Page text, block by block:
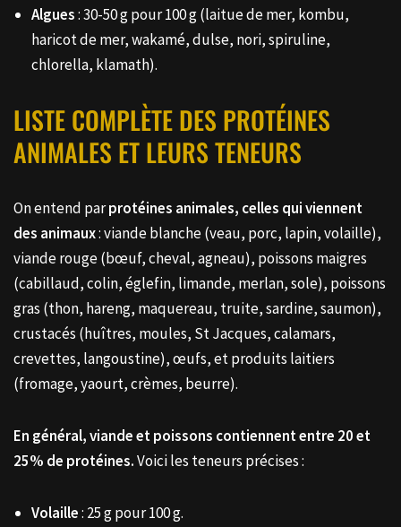
Algues: 30-50 g pour 100 g (laitue de mer, kombu,
haricot de mer, wakamé, dulse, nori, spiruline,
chlorella, klamath).
LISTE COMPLÈTE DES PROTÉINES
ANIMALES ET LEURS TENEURS
On entend parprotéines animales, celles qui viennent
des animaux: viande blanche (veau, porc, lapin, volaille),
viande rouge (bœuf, cheval, agneau), poissons maigres
(cabillaud, colin, églefin, limande, merlan, sole), poissons
gras (thon, hareng, maquereau, truite, sardine, saumon),
crustacés (huîtres, moules, St Jacques, calamars,
crevettes, langoustine), œufs, et produits laitiers
(fromage, yaourt, crèmes, beurre).
En général, viande et poissons contiennent entre 20 et
25% de protéines.Voici les teneurs précises :
Volaille: 25 g pour 100 g.